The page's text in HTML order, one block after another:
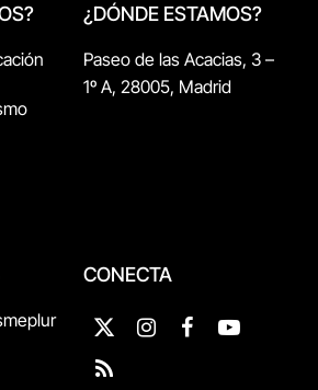
¿DÓNDE ESTAMOS?
Paseo de las Acacias, 3 –
1º A, 28005, Madrid
CONECTA
X
(Twitter)
InstagramFacebookYouTube
RSS